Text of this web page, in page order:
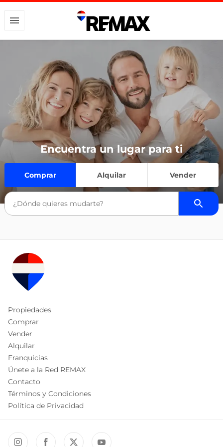
Encuentra un lugar para ti
Comprar Alquilar Vender
Propiedades
Comprar
Vender
Alquilar
Franquicias
Únete a la Red REMAX
Contacto
Términos y Condiciones
Política de Privacidad